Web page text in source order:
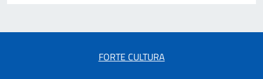
FORTE CULTURA